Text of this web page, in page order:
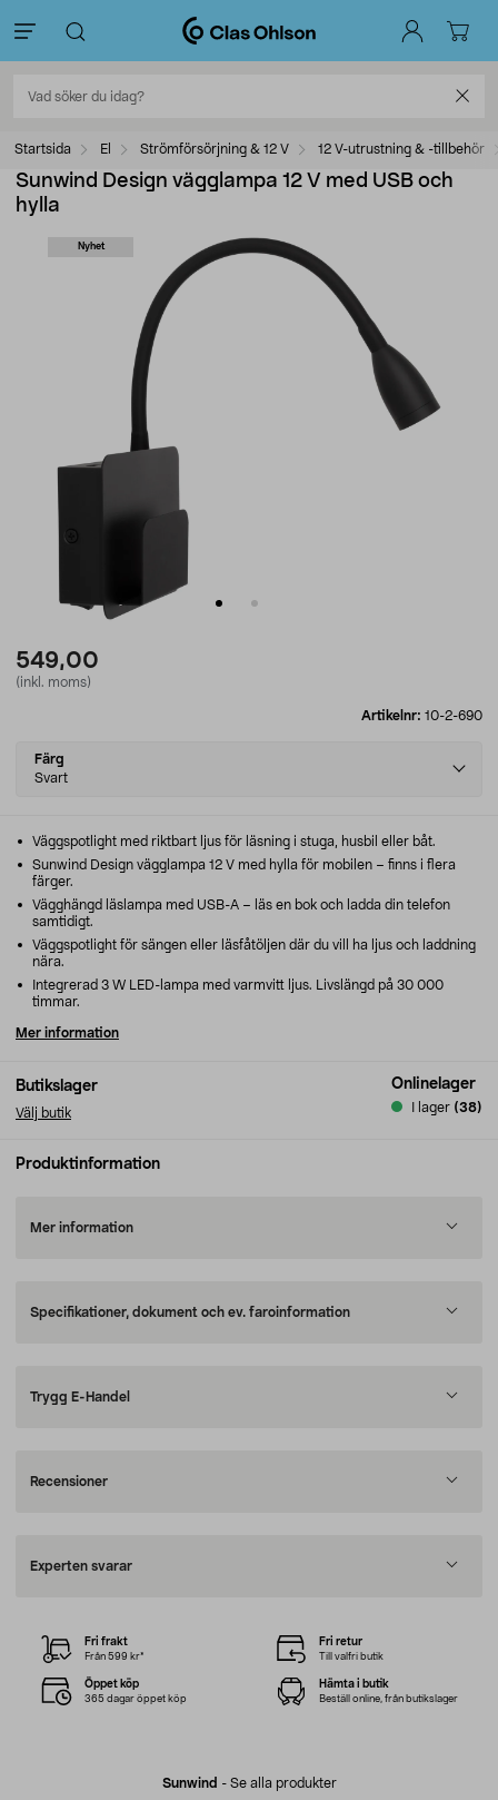
Startsida El Strömförsörjning & 12 V 12 V-utrustning & -tillbehör
Sunwind Design vägglampa 12 V med USB och
hylla
Nyhet
549,00
(inkl. moms)
Artikelnr: 10-2-690
Select
variant
Färg
Svart
Butikslager
Välj butik
Onlinelager
I lager (38)
Väggspotlight med riktbart ljus för läsning i stuga, husbil eller båt.
Sunwind Design vägglampa 12 V med hylla för mobilen – finns i flera
färger.
Vägghängd läslampa med USB-A – läs en bok och ladda din telefon
samtidigt.
Väggspotlight för sängen eller läsfåtöljen där du vill ha ljus och laddning
nära.
Integrerad 3 W LED-lampa med varmvitt ljus. Livslängd på 30 000
timmar.
Mer information
Produktinformation
Mer information
Specifikationer, dokument och ev. faroinformation
Trygg E-Handel
Recensioner
Experten svarar
Sunwind - Se alla produkter
Fri frakt
Från 599 kr*
Fri retur
Till valfri butik
Öppet köp
365 dagar öppet köp
Hämta i butik
Beställ online, från butikslager